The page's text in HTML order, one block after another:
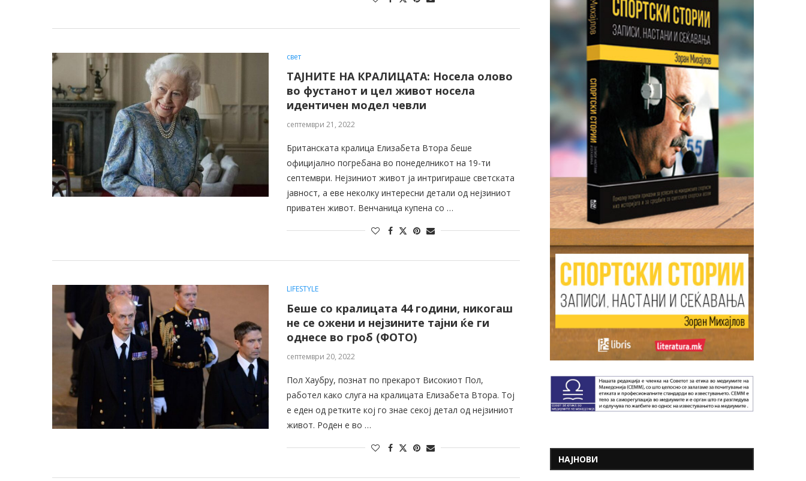
свет
ТАЈНИТЕ НА КРАЛИЦАТА: Носела олово
во фустанот и цел живот носела
идентичен модел чевли
септември 21, 2022
Британската кралица Елизабета Втора беше
официјално погребана во понеделникот на 19-ти
септември. Нејзиниот живот ја интригираше светската
јавност, а еве неколку интересни детали од нејзиниот
приватен живот. Венчаница купена со …
LIFESTYLE
Беше со кралицата 44 години, никогаш
не се ожени и нејзините тајни ќе ги
однесе во гроб (ФОТО)
септември 20, 2022
Пол Хаубру, познат по прекарот Високиот Пол,
работел како слуга на кралицата Елизабета Втора. Тој
е еден од ретките кој го знае секој детал од нејзиниот
живот. Роден е во …
НАЈНОВИ